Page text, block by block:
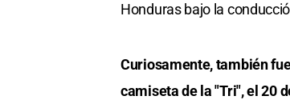
Honduras bajo la
Curiosamente, también
camiseta de la "Tri", el 20